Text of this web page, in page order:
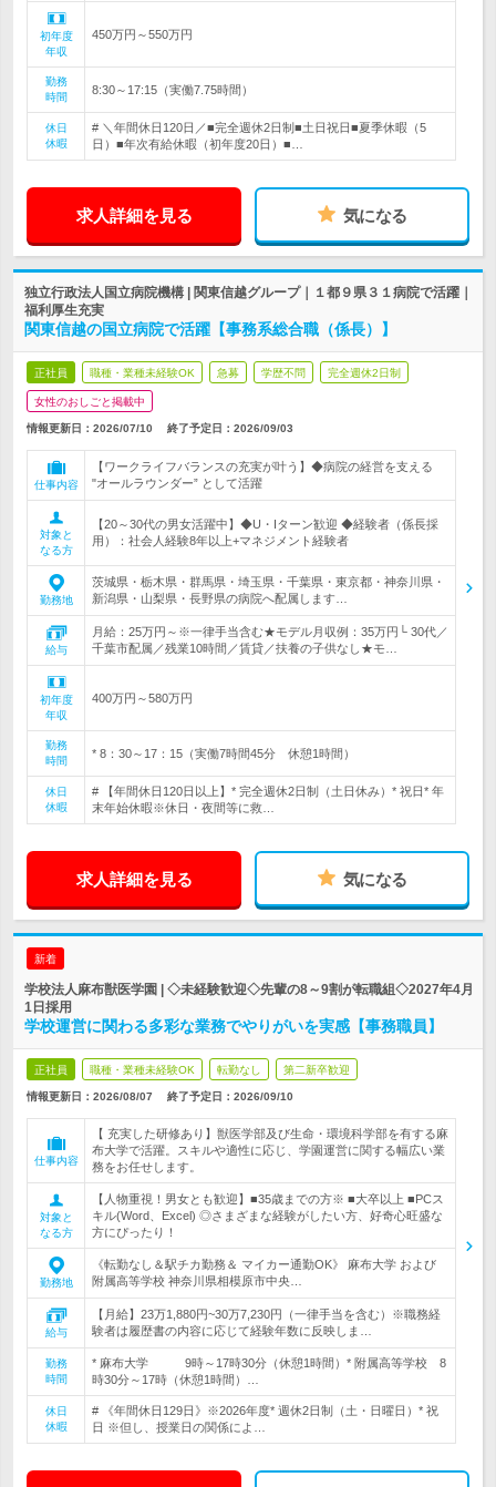
初年度
年収
450万円～550万円
勤務
時間
8:30～17:15（実働7.75時間）
休日
休暇
# ＼年間休日120日／■完全週休2日制■土日祝日■夏季休暇（5
日）■年次有給休暇（初年度20日）■…
求人詳細を見る 気になる
独立行政法人国立病院機構 | 関東信越グループ｜１都９県３１病院で活躍｜
福利厚生充実
関東信越の国立病院で活躍【事務系総合職（係長）】
正社員 職種・業種未経験OK 急募 学歴不問 完全週休2日制
女性のおしごと掲載中
情報更新日：2026/07/10 終了予定日： 2026/09/03
仕事内容
【ワークライフバランスの充実が叶う】◆病院の経営を支える
"オールラウンダー” として活躍
対象と
なる方
【20～30代の男女活躍中】◆U・Iターン歓迎 ◆経験者（係長採
用）：社会人経験8年以上+マネジメント経験者
勤務地
茨城県・栃木県・群馬県・埼玉県・千葉県・東京都・神奈川県・
新潟県・山梨県・長野県の病院へ配属します…
給与
月給：25万円～※一律手当含む★モデル月収例：35万円└ 30代／
千葉市配属／残業10時間／賃貸／扶養の子供なし★モ…
初年度
年収
400万円～580万円
勤務
時間
* 8：30～17：15（実働7時間45分 休憩1時間）
休日
休暇
# 【年間休日120日以上】* 完全週休2日制（土日休み）* 祝日* 年
末年始休暇※休日・夜間等に救…
求人詳細を見る 気になる
新着
学校法人麻布獣医学園 | ◇未経験歓迎◇先輩の8～9割が転職組◇2027年4月
1日採用
学校運営に関わる多彩な業務でやりがいを実感【事務職員】
正社員 職種・業種未経験OK 転勤なし 第二新卒歓迎
情報更新日：2026/08/07 終了予定日： 2026/09/10
仕事内容
【 充実した研修あり】獣医学部及び生命・環境科学部を有する麻
布大学で活躍。スキルや適性に応じ、学園運営に関する幅広い業
務をお任せします。
対象と
なる方
【人物重視！男女とも歓迎】■35歳までの方※ ■大卒以上 ■PCス
キル(Word、Excel) ◎さまざまな経験がしたい方、好奇心旺盛な
方にぴったり！
勤務地
《転勤なし＆駅チカ勤務＆ マイカー通勤OK》 麻布大学 および
附属高等学校 神奈川県相模原市中央…
給与
【月給】23万1,880円~30万7,230円（一律手当を含む）※職務経
験者は履歴書の内容に応じて経験年数に反映しま…
勤務
時間
* 麻布大学 9時～17時30分（休憩1時間）* 附属高等学校 8
時30分～17時（休憩1時間）…
休日
休暇
# 《年間休日129日》※2026年度* 週休2日制（土・日曜日）* 祝
日 ※但し、授業日の関係によ…